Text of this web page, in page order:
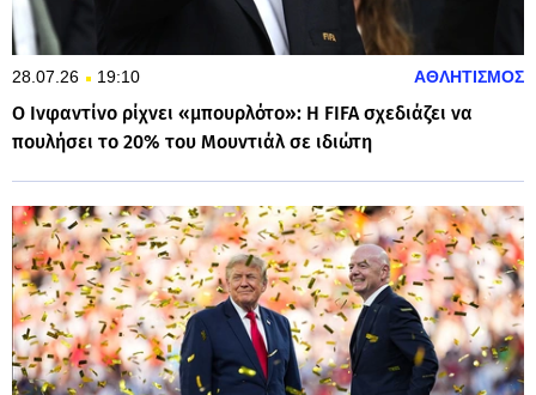
28.07.26 19:10 ΑΘΛΗΤΙΣΜΟΣ
Ο Ινφαντίνο ρίχνει «μπουρλότο»: Η FIFA σχεδιάζει να
πουλήσει το 20% του Μουντιάλ σε ιδιώτη